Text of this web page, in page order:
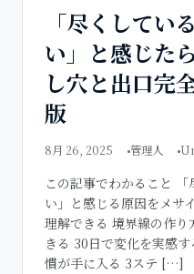
「尽くしてい
い」と感じた
し穴と出口完
版
8月 26, 2025 管理人
この記事でわかること
い」と感じる原因をメサ
理解できる 境界線の作り
きる 30日で変化を実感
慣が手に入る 3ステ […]